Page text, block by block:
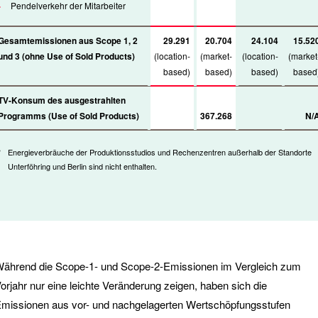
Energieverbräuche der Produktionsstudios und Rechenzentren außerhalb der Standorte
Unterföhring und Berlin sind nicht enthalten.
Pendelverkehr der Mitarbeiter
aus Scope 1, 2
3 (ohne Use of Sold Products)
29.291
(location-
based)
20.704
(market-
based)
24.104
(location-
based)
Konsum des ausgestrahlten
(Use of Sold Products)
367.268 N/
die Scope-1- und Scope-2-Emissionen im Vergleich zum
nur eine leichte Veränderung zeigen, haben sich die
aus vor- und nachgelagerten Wertschöpfungsstufen